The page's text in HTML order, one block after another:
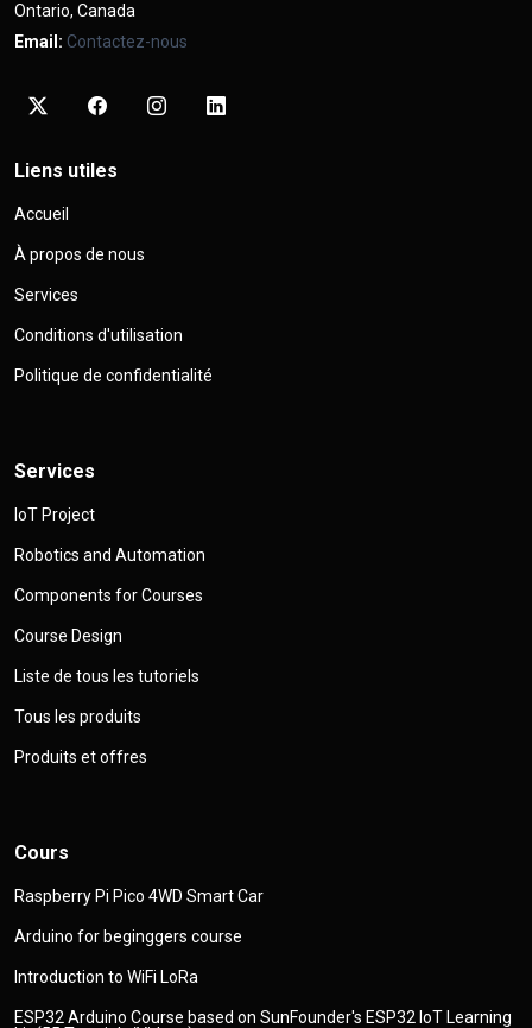
Ontario, Canada
Email: Contactez-nous
Liens utiles
Accueil
À propos de nous
Services
Conditions d'utilisation
Politique de confidentialité
Services
IoT Project
Robotics and Automation
Components for Courses
Course Design
Liste de tous les tutoriels
Tous les produits
Produits et offres
Cours
Raspberry Pi Pico 4WD Smart Car
Arduino for beginggers course
Introduction to WiFi LoRa
ESP32 Arduino Course based on SunFounder's ESP32 IoT Learning